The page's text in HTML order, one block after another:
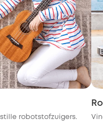
robotstofzuigers.